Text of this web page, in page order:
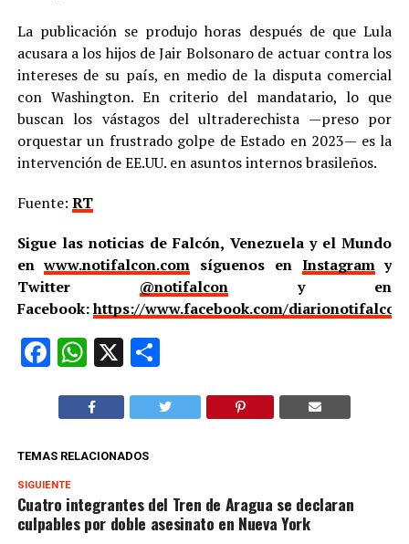
La publicación se produjo horas después de que Lula
acusara a los hijos de Jair Bolsonaro de actuar contra los
intereses de su país, en medio de la disputa comercial
con Washington. En criterio del mandatario, lo que
buscan los vástagos del ultraderechista —preso por
orquestar un frustrado golpe de Estado en 2023— es la
intervención de EE.UU. en asuntos internos brasileños.
Fuente: RT
Sigue las noticias de Falcón, Venezuela y el Mundo
enwww.notifalcon.com síguenos en Instagramy
Twitter @notifalcony en
Facebook:https://www.facebook.com/
Facebook
WhatsApp
X Compartir
TEMAS RELACIONADOS
SIGUIENTE
Cuatro integrantes del Tren de Aragua se declaran
culpables por doble asesinato en Nueva York